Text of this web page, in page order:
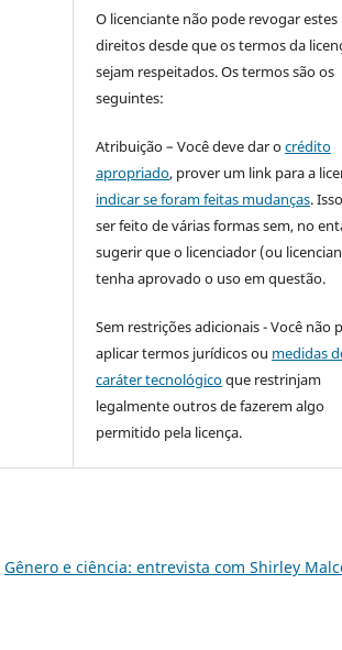
O licenciante não pode revogar estes
direitos desde que os termos da
sejam respeitados. Os termos são os
seguintes:
Atribuição – Você deve dar ocrédito
apropriado, prover um link para a
indicar se foram feitas mudanças.
ser feito de várias formas sem, no
sugerir que o licenciador (ou
tenha aprovado o uso em questão.
Sem restrições adicionais - Você não
aplicar termos jurídicos ou medidas
caráter tecnológicoque restrinjam
legalmente outros de fazerem algo
permitido pela licença.
Gênero e ciência: entrevista com Shirley